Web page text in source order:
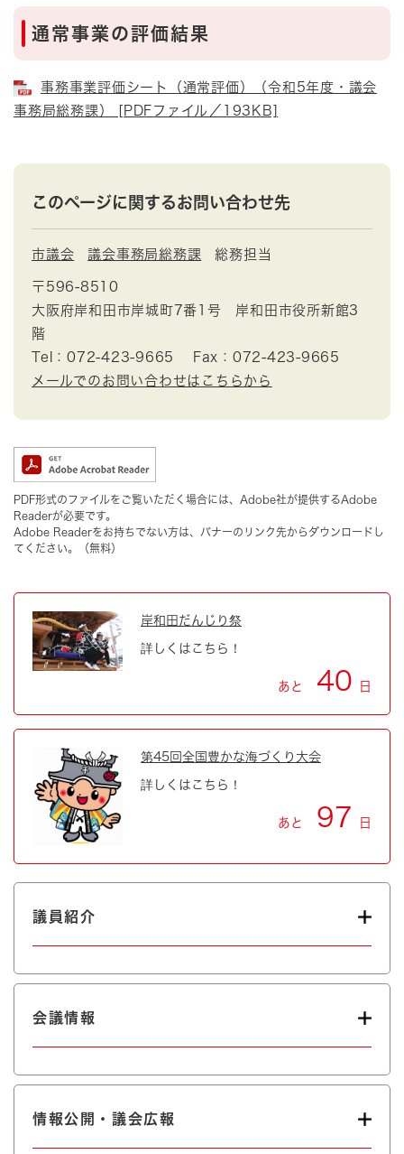
通常事業の評価結果
事務事業評価シート（通常評価）（令和5年度・議会
事務局総務課） [PDFファイル／193KB]
このページに関するお問い合わせ先
市議会 議会事務局総務課 総務担当
〒596-8510
大阪府岸和田市岸城町7番1号 岸和田市役所新館3
階
Tel：072-423-9665
Fax：072-423-9665
メールでのお問い合わせはこちらから
PDF形式のファイルをご覧いただく場合には、Adobe社が提供するAdobe
Readerが必要です。
Adobe Readerをお持ちでない方は、バナーのリンク先からダウンロードし
てください。（無料）
岸和田だんじり祭
詳しくはこちら！
あと 40 日
第45回全国豊かな海づくり大会
詳しくはこちら！
あと 97 日
議員紹介
会議情報
情報公開・議会広報